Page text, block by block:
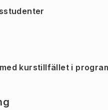
kurstillfället i